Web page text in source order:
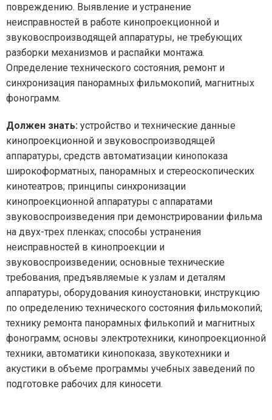
повреждению. Выявление и устранение
неисправностей в работе кинопроекционной и
звуковоспроизводящей аппаратуры, не требующих
разборки механизмов и распайки монтажа.
Определение технического состояния, ремонт и
синхронизация панорамных фильмокопий, магнитных
фонограмм.
Должен знать: устройство и технические данные
кинопроекционной и звуковоспроизводящей
аппаратуры, средств автоматизации кинопоказа
широкоформатных, панорамных и стереоскопических
кинотеатров; принципы синхронизации
кинопроекционной аппаратуры с аппаратами
звуковоспроизведения при демонстрировании фильма
на двух-трех пленках; способы устранения
неисправностей в кинопроекции и
звуковоспроизведении; основные технические
требования, предъявляемые к узлам и деталям
аппаратуры, оборудования киноустановки; инструкцию
по определению технического состояния фильмокопий;
технику ремонта панорамных филькопий и магнитных
фонограмм; основы электротехники, кинопроекционной
техники, автоматики кинопоказа, звукотехники и
акустики в объеме программы учебных заведений по
подготовке рабочих для киносети.